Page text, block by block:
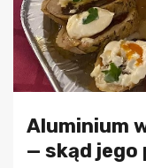
Aluminium
— skąd